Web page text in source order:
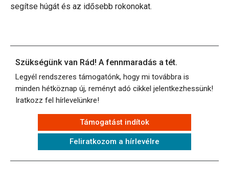
segítse húgát és az idősebb rokonokat.
Szükségünk van Rád! A fennmaradás a tét.
Legyél rendszeres támogatónk, hogy mi továbbra is
minden hétköznap új, reményt adó cikkel jelentkezhessünk!
Iratkozz fel hírlevelünkre!
Támogatást indítok
Feliratkozom a hírlevélre